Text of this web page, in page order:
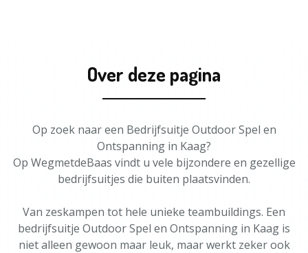
Over deze pagina
Op zoek naar een Bedrijfsuitje Outdoor Spel en
Ontspanning in Kaag?
Op WegmetdeBaas vindt u vele bijzondere en gezellige
bedrijfsuitjes die buiten plaatsvinden.
Van zeskampen tot hele unieke teambuildings. Een
bedrijfsuitje Outdoor Spel en Ontspanning in Kaag is
niet alleen gewoon maar leuk, maar werkt zeker ook